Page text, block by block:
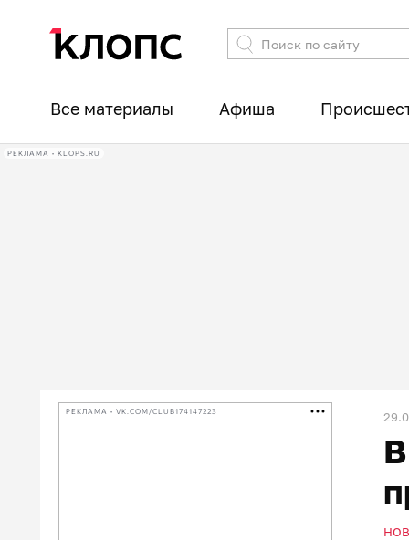
Все материалы Афиша
РЕКЛАМА • KLOPS.RU
РЕКЛАМА • VK.COM/CLUB174147223